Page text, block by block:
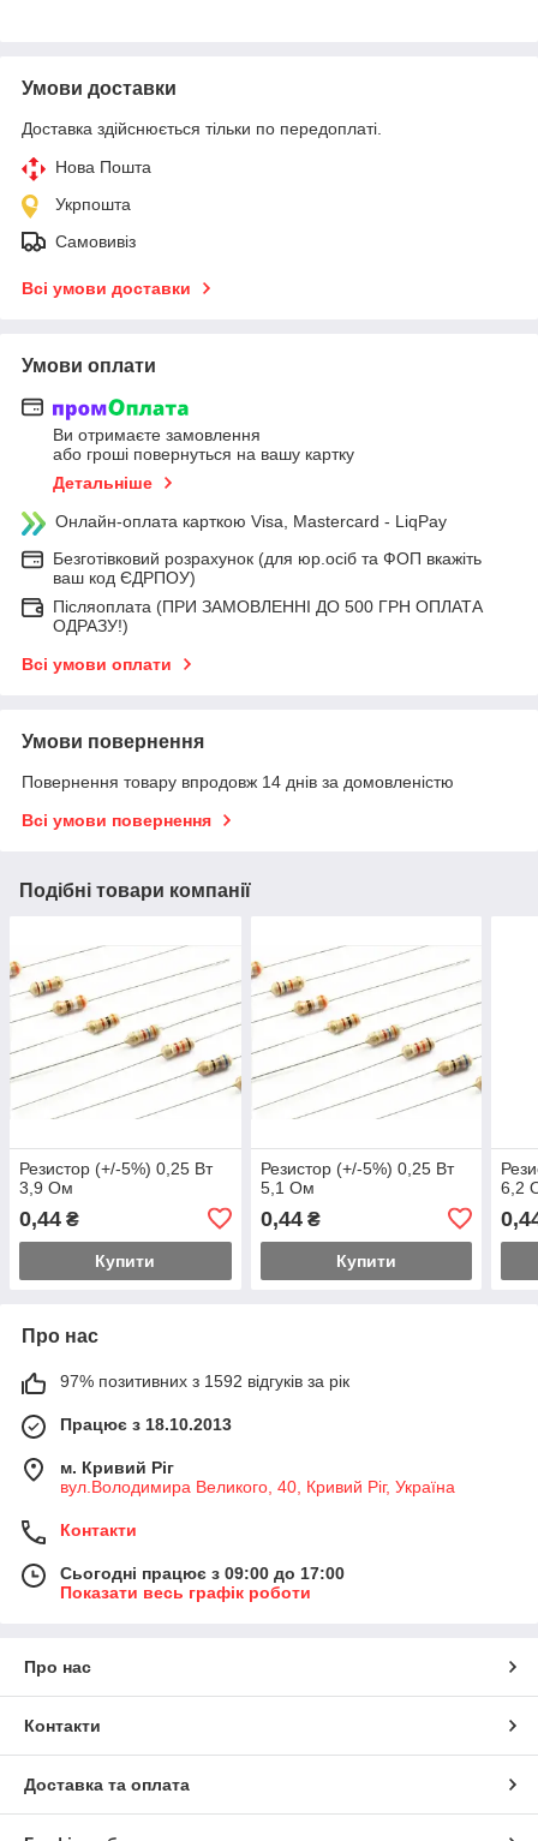
Умови доставки
Доставка здійснюється тільки по передоплаті.
Нова Пошта
Укрпошта
Самовивіз
Всі умови доставки
Умови оплати
Ви отримаєте замовлення
або гроші повернуться на вашу картку
Детальніше
Онлайн-оплата карткою Visa, Mastercard - LiqPay
Безготівковий розрахунок (для юр.осіб та ФОП вкажіть
ваш код ЄДРПОУ)
Післяоплата (ПРИ ЗАМОВЛЕННІ ДО 500 ГРН ОПЛАТА
ОДРАЗУ!)
Всі умови оплати
Умови повернення
Повернення товару впродовж 14 днів за домовленістю
Всі умови повернення
Подібні товари компанії
Резистор (+/-5%) 0,25 Вт
3,9 Ом
0,44 ₴
Купити
Резистор (+/-5%) 0,25 Вт
5,1 Ом
0,44₴
Купити
6,2
Про нас
97% позитивних з 1592 відгуків за рік
Працює з 18.10.2013
м. Кривий Ріг
вул.Володимира Великого, 40, Кривий Ріг, Україна
Контакти
Сьогодні працює з 09:00 до 17:00
Показати весь графік роботи
Про нас
Контакти
Доставка та оплата